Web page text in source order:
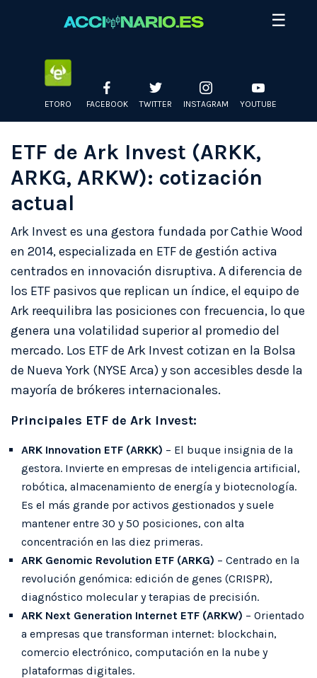
☰
ETORO FACEBOOK TWITTER INSTAGRAM YOUTUBE
ETF de Ark Invest (ARKK,
ARKG, ARKW): cotización
actual
Ark Invest es una gestora fundada por Cathie Wood
en 2014, especializada en ETF de gestión activa
centrados en innovación disruptiva. A diferencia de
los ETF pasivos que replican un índice, el equipo de
Ark reequilibra las posiciones con frecuencia, lo que
genera una volatilidad superior al promedio del
mercado. Los ETF de Ark Invest cotizan en la Bolsa
de Nueva York (NYSE Arca) y son accesibles desde la
mayoría de brókeres internacionales.
Principales ETF de Ark Invest:
ARK Innovation ETF (ARKK) – El buque insignia de la
gestora. Invierte en empresas de inteligencia artificial,
robótica, almacenamiento de energía y biotecnología.
Es el más grande por activos gestionados y suele
mantener entre 30 y 50 posiciones, con alta
concentración en las diez primeras.
ARK Genomic Revolution ETF (ARKG) – Centrado en la
revolución genómica: edición de genes (CRISPR),
diagnóstico molecular y terapias de precisión.
ARK Next Generation Internet ETF (ARKW) – Orientado
a empresas que transforman internet: blockchain,
comercio electrónico, computación en la nube y
plataformas digitales.